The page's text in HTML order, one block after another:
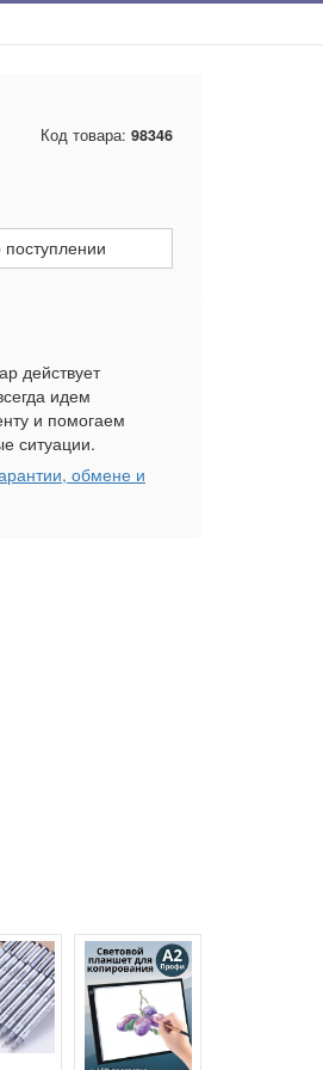
Код товара: 98346
действует
идем
и помогаем
ситуации.
обмене и